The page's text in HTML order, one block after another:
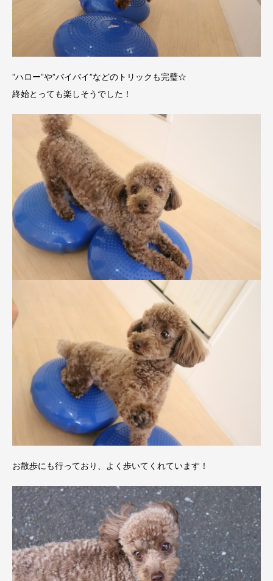
”ハロー”や”バイバイ”などのトリックも完璧☆
終始とっても楽しそうでした！
お散歩にも行っており、よく歩いてくれています！